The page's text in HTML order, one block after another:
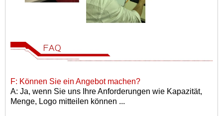
F: Können Sie ein Angebot machen?
A: Ja, wenn Sie uns Ihre Anforderungen wie Kapazität,
Menge, Logo mitteilen können ...